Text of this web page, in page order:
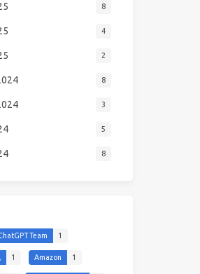
8
4
2
8
3
5
8
Team 1
1 Amazon 1